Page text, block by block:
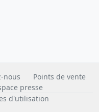
nous
Points de vente
presse
d'utilisation